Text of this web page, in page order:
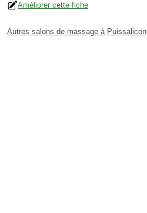
Améliorer cette fiche
Autres salons de massage à Puissalicon